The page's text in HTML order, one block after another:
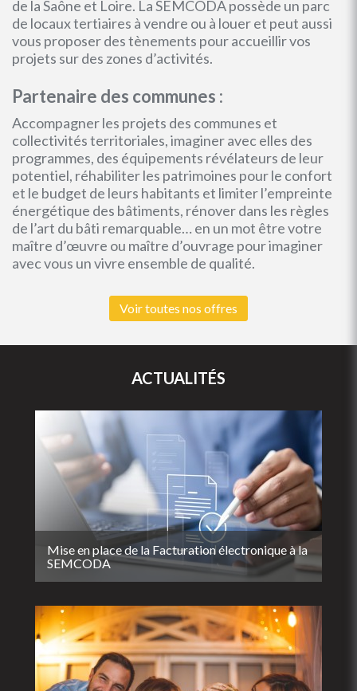
de la Saône et Loire. La SEMCODA possède un parc
de locaux tertiaires à vendre ou à louer et peut aussi
vous proposer des tènements pour accueillir vos
projets sur des zones d’activités.
Partenaire des communes :
Accompagner les projets des communes et
collectivités territoriales, imaginer avec elles des
programmes, des équipements révélateurs de leur
potentiel, réhabiliter les patrimoines pour le confort
et le budget de leurs habitants et limiter l’empreinte
énergétique des bâtiments, rénover dans les règles
de l’art du bâti remarquable… en un mot être votre
maître d’œuvre ou maître d’ouvrage pour imaginer
avec vous un vivre ensemble de qualité.
Voir toutes nos offres
ACTUALITÉS
Mise en place de la Facturation électronique à la
SEMCODA